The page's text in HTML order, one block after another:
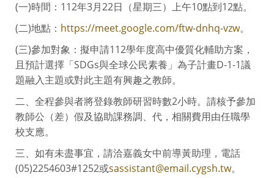
(一)時間：112年3月22日（星期三）上午10點到12點。
(二)地點： https://meet.google.com/ftw-dnhq-vzw。
(三)參加對象：擬申請112學年度高中優質化輔助方案，
且預計選擇「SDGs與全球公民素養」為子計畫D-1-1議
題融入主題或對此主題有興趣之教師。
二、全程參與者將登錄教師研習時數2小時。請核予參加
教師公（差）假及協助課務調、代，相關費用由任職學
校支應。
三、如有未盡事宜，請洽嘉義女中前導黃助理，電話
(05)2254603#1252或sassistant@email.cygsh.tw。